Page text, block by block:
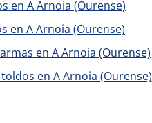
en A Arnoia (Ourense)
en A Arnoia (Ourense)
en A Arnoia (Ourense)
en A Arnoia (Ourense)